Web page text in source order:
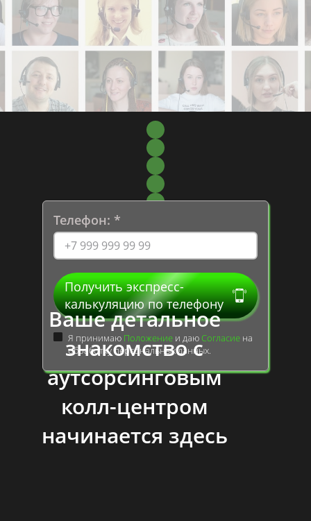
Телефон:
Получить экспресс-
калькуляцию по телефону
Я принимаю Положение и даюСогласие на
обработку персональных данных.
Ваше детальное
знакомство с
аутсорсинговым
колл-центром
начинается здесь